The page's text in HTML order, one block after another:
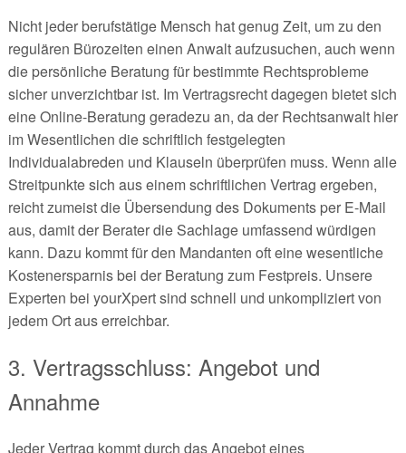
Nicht jeder berufstätige Mensch hat genug Zeit, um zu den
regulären Bürozeiten einen Anwalt aufzusuchen, auch wenn
die persönliche Beratung für bestimmte Rechtsprobleme
sicher unverzichtbar ist. Im Vertragsrecht dagegen bietet sich
eine Online-Beratung geradezu an, da der Rechtsanwalt hier
im Wesentlichen die schriftlich festgelegten
Individualabreden und Klauseln überprüfen muss. Wenn alle
Streitpunkte sich aus einem schriftlichen Vertrag ergeben,
reicht zumeist die Übersendung des Dokuments per E-Mail
aus, damit der Berater die Sachlage umfassend würdigen
kann. Dazu kommt für den Mandanten oft eine wesentliche
Kostenersparnis bei der Beratung zum Festpreis. Unsere
Experten bei yourXpert sind schnell und unkompliziert von
jedem Ort aus erreichbar.
3. Vertragsschluss: Angebot und
Annahme
Jeder Vertrag kommt durch das Angebot eines